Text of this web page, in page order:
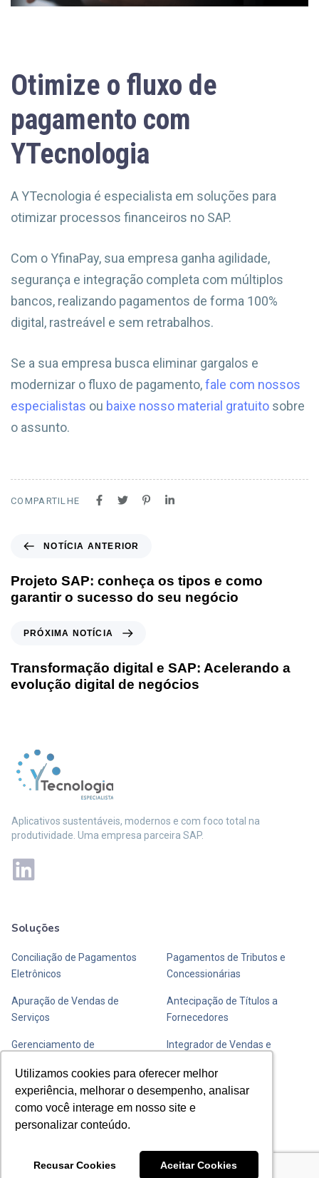
Utilizamos cookies para oferecer melhor
experiência, melhorar o desempenho, analisar
como você interage em nosso site e
personalizar conteúdo.
Recusar Cookies Aceitar Cookies
Utilizamos cookies para oferecer melhor
experiência, melhorar o desempenho, analisar
como você interage em nosso site e
personalizar conteúdo.
Recusar Cookies Aceitar Cookies
Otimize o fluxo de
pagamento com
YTecnologia
A YTecnologia é especialista em soluções para
otimizar processos financeiros no SAP.
Com o YfinaPay, sua empresa ganha agilidade,
segurança e integração completa com múltiplos
bancos, realizando pagamentos de forma 100%
digital, rastreável e sem retrabalhos.
Se a sua empresa busca eliminar gargalos e
modernizar o fluxo de pagamento,fale com nossos
especialistas ou baixe nosso material gratuito sobre
o assunto.
COMPARTILHE
NOTÍCIA ANTERIOR
Projeto SAP: conheça os tipos e como
garantir o sucesso do seu negócio
PRÓXIMA NOTÍCIA
Transformação digital e SAP: Acelerando a
evolução digital de negócios
Aplicativos sustentáveis, modernos e com foco total na
produtividade. Uma empresa parceira SAP.
Soluções
Conciliação de Pagamentos
Eletrônicos
Apuração de Vendas de
Serviços
Gerenciamento de
Pagamentos de Tributos e
Concessionárias
Antecipação de Títulos a
Fornecedores
Integrador de Vendas e
Entre em contato com a Y